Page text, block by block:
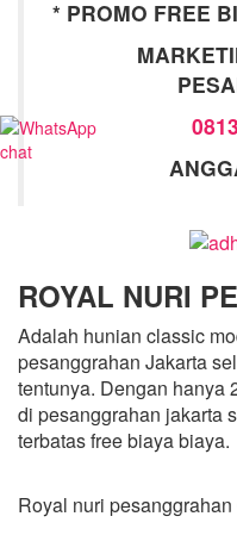
* PROMO FREE
ROYAL NURI
Adalah hunian classic
pesanggrahan Jakarta
tentunya. Dengan hanya
di pesanggrahan jakarta
terbatas free biaya biaya.
Royal nuri